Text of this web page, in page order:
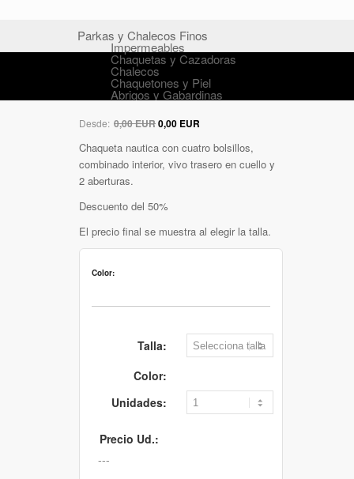
Parkas y Chalecos Finos
Impermeables
Chaquetas y Cazadoras
Chalecos
Chaquetones y Piel
Abrigos y Gabardinas
Desde: 0,00 EUR0,00 EUR
Chaqueta nautica con cuatro bolsillos,
combinado interior, vivo trasero en cuello y
2 aberturas.
Descuento del 50%
El precio final se muestra al elegir la talla.
Color:
Talla:
Color:
Unidades:
Precio Ud.: